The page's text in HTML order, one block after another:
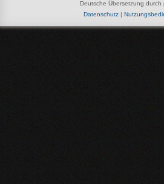
Deutsche Übersetzung durch
Datenschutz|